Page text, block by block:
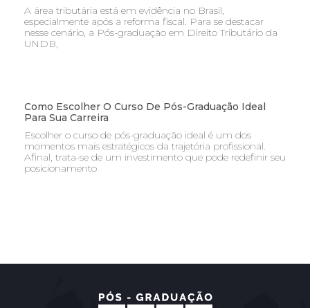
A área tributária está em evidência no Brasil,
especialmente após a reforma fiscal. Para se destacar
nesse cenário, a Pós-graduação em Direito Tributário da
UNDB,
Como Escolher O Curso De Pós-Graduação Ideal
Para Sua Carreira
Escolher o curso de pós-graduação ideal é um dos
momentos mais estratégicos da trajetória profissional.
Afinal, trata-se de um investimento que pode redefinir seu
posicionamento